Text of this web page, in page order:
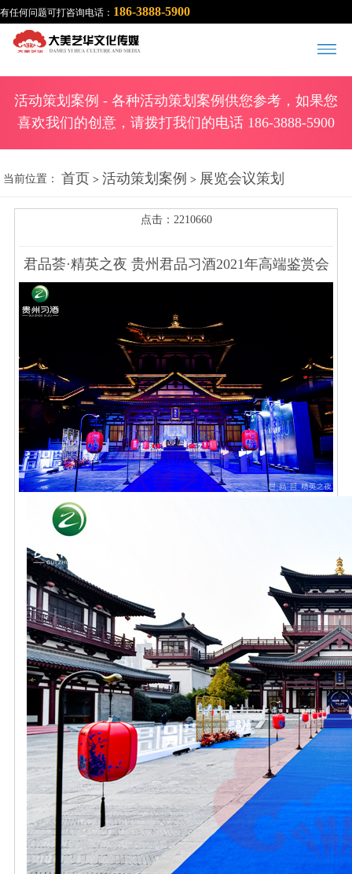
有任何问题可打咨询电话： 186-3888-5900
活动策划案例 - 各种活动策划案例供您参考，如果您
喜欢我们的创意，请拨打我们的电话 186-3888-5900
当前位置： 首页 > 活动策划案例 > 展览会议策划
点击：2210660
君品荟·精英之夜 贵州君品习酒2021年高端鉴赏会